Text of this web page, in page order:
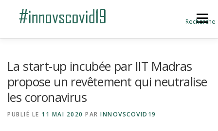
Recherche
Menu
SOUMETTRE UNE INNOVATION
La start-up incubée par IIT Madras
propose un revêtement qui neutralise
les coronavirus
PUBLIÉ LE 11 MAI 2020 PAR INNOVSCOVID19